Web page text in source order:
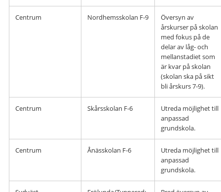
Centrum Nordhemsskolan F-9
Översyn av
årskurser på skolan
med fokus på de
delar av låg- och
mellanstadiet som
är kvar på skolan
(skolan ska på sikt
bli årskurs 7-9).
Centrum Skårsskolan F-6
Utreda möjlighet till
anpassad
grundskola.
Centrum Ånässkolan F-6
Utreda möjlighet till
anpassad
grundskola.